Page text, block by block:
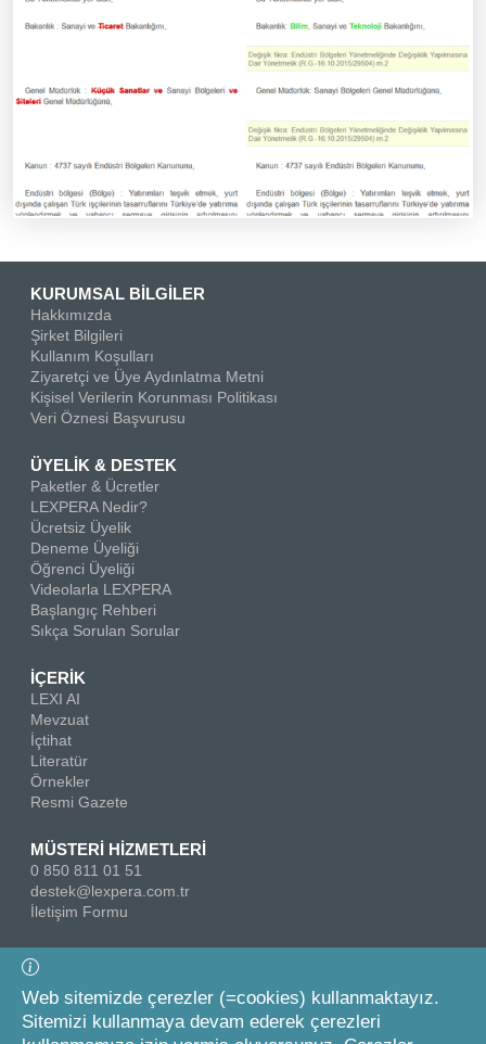
KURUMSAL BİLGİLER
Hakkımızda
Şirket Bilgileri
Kullanım Koşulları
Ziyaretçi ve Üye Aydınlatma Metni
Kişisel Verilerin Korunması Politikası
Veri Öznesi Başvurusu
ÜYELİK & DESTEK
Paketler & Ücretler
LEXPERA Nedir?
Ücretsiz Üyelik
Deneme Üyeliği
Öğrenci Üyeliği
Videolarla LEXPERA
Başlangıç Rehberi
Sıkça Sorulan Sorular
İÇERİK
LEXI AI
Mevzuat
İçtihat
Literatür
Örnekler
Resmi Gazete
MÜSTERİ HİZMETLERİ
0 850 811 01 51
destek@lexpera.com.tr
İletişim Formu
Bizi Takip Edin
Web sitemizde çerezler (=cookies) kullanmaktayız.
Sitemizi kullanmaya devam ederek çerezleri